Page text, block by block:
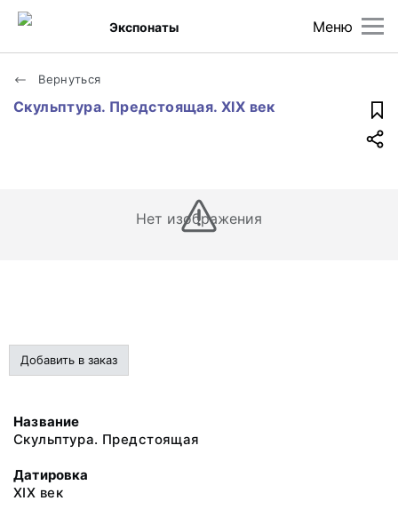
Меню
Экспонаты
Вернуться
Скульптура. Предстоящая. XIX век
Нет изображения
Добавить в заказ
Название
Скульптура. Предстоящая
Датировка
XIX век